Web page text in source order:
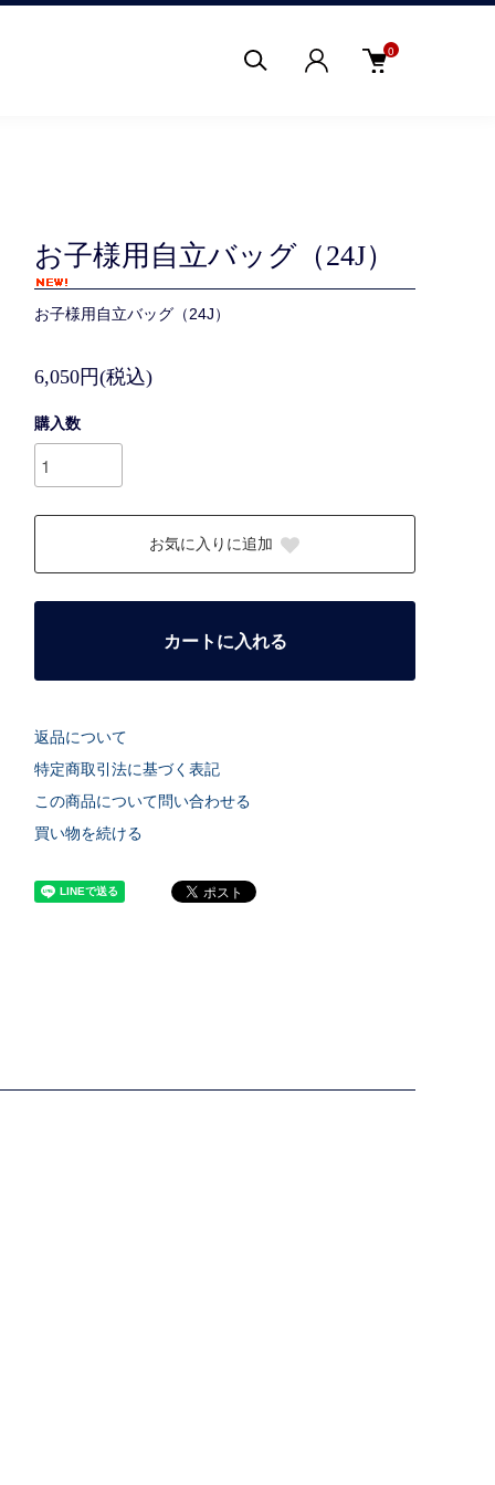
0
お子様用自立バッグ（24J）
お子様用自立バッグ（24J）
6,050円(税込)
購入数
お気に入りに追加
カートに入れる
返品について
特定商取引法に基づく表記
この商品について問い合わせる
買い物を続ける